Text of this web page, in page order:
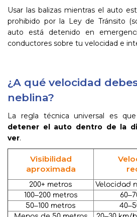
Usar las balizas mientras el auto
prohibido por la Ley de Tránsito
auto está detenido en
conductores sobre tu velocidad e
¿A qué velocidad
neblina?
La regla técnica universal es
detener el auto dentro de la
ver.
Visibilidad
aproximada
200+ metros
Velocidad
100–200 metros
50–100 metros